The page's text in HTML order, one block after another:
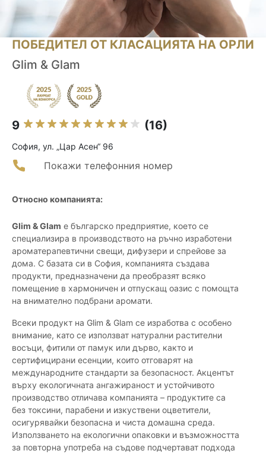
ПОБЕДИТЕЛ ОТ КЛАСАЦИЯТА НА ОРЛИ
Glim & Glam
9 (16)
София, ул. „Цар Асен“ 96
Покажи телефонния номер
Относно компанията:
Glim & Glam е българско предприятие, което се
специализира в производството на ръчно изработени
ароматерапевтични свещи, дифузери и спрейове за
дома. С базата си в София, компанията създава
продукти, предназначени да преобразят всяко
помещение в хармоничен и отпускащ оазис с помощта
на внимателно подбрани аромати.
Всеки продукт на Glim & Glam се изработва с особено
внимание, като се използват натурални растителни
восъци, фитили от памук или дърво, както и
сертифицирани есенции, които отговарят на
международните стандарти за безопасност. Акцентът
върху екологичната ангажираност и устойчивото
производство отличава компанията – продуктите са
без токсини, парабени и изкуствени оцветители,
осигурявайки безопасна и чиста домашна среда.
Използването на екологични опаковки и възможността
за повторна употреба на съдове подчертават подхода